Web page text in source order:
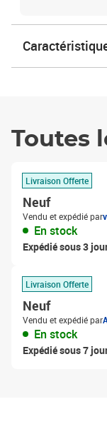
Toutes
Livraison Offerte
Neuf
Vendu et expédié par
En stock
Expédié sous 3
Livraison Offerte
Neuf
Vendu et expédié par
En stock
Expédié sous 7